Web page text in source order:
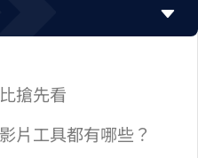
比搶先看
片工具都有哪些？